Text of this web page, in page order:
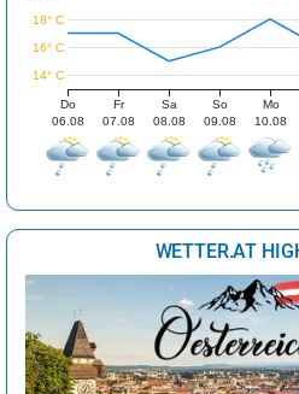
Do
06.08
Fr
07.08
Sa
08.08
So
09.08
Mo
10.08
14° C
16° C
18° C
WETTER.AT